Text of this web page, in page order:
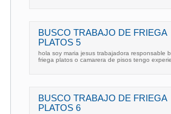
BUSCO TRABAJO DE FRIEGA
PLATOS 5
hola soy maria jesus trabajadora responsable
friega platos o camarera de pisos tengo
BUSCO TRABAJO DE FRIEGA
PLATOS 6